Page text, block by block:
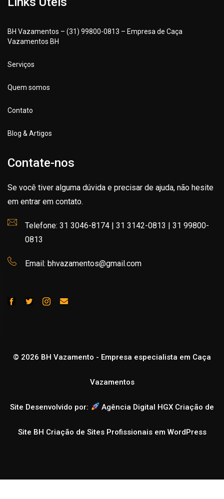
BH Vazamentos – (31) 99800-0813 – Empresa de Caça
Vazamentos BH
Serviços
Quem somos
Contato
Blog & Artigos
Contate-nos
Se você tiver alguma dúvida e precisar de ajuda, não hesite
em entrar em contato.
Telefone: 31 3046-8174 | 31 3142-0813 | 31 99800-
0813
Email: bhvazamentos@gmail.com
© 2026 BH Vazamento - Empresa especialista em Caça
Vazamentos
Site Desenvolvido por: Agência Digital HGX Criação de
Site BH Criação de Sites Profissionais em WordPress